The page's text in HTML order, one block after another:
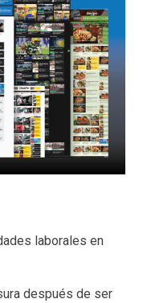
laborales en
después de ser